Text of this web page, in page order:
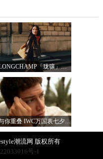
LONGCHAMP「珑骧」全新LE CADENCE 系列 奏响法
与你重叠 IWC万国表七夕臻选腕表
潮流网 版权所有
号-1